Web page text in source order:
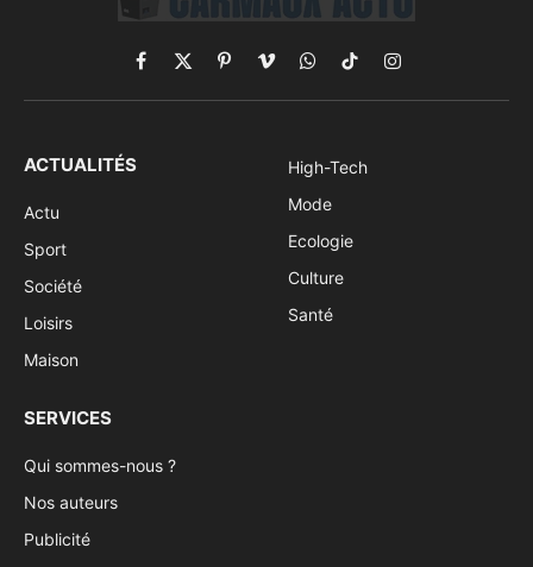
Facebook
X
(Twitter)
PinterestVimeoWhatsApp
TikTokInstagram
ACTUALITÉS
Actu
Sport
Société
Loisirs
Maison
High-Tech
Mode
Ecologie
Culture
Santé
SERVICES
Qui sommes-nous ?
Nos auteurs
Publicité